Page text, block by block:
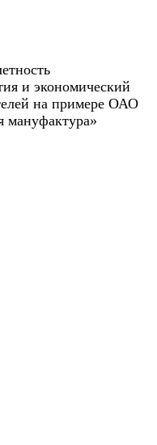
и экономический
на примере ОАО
мануфактура»